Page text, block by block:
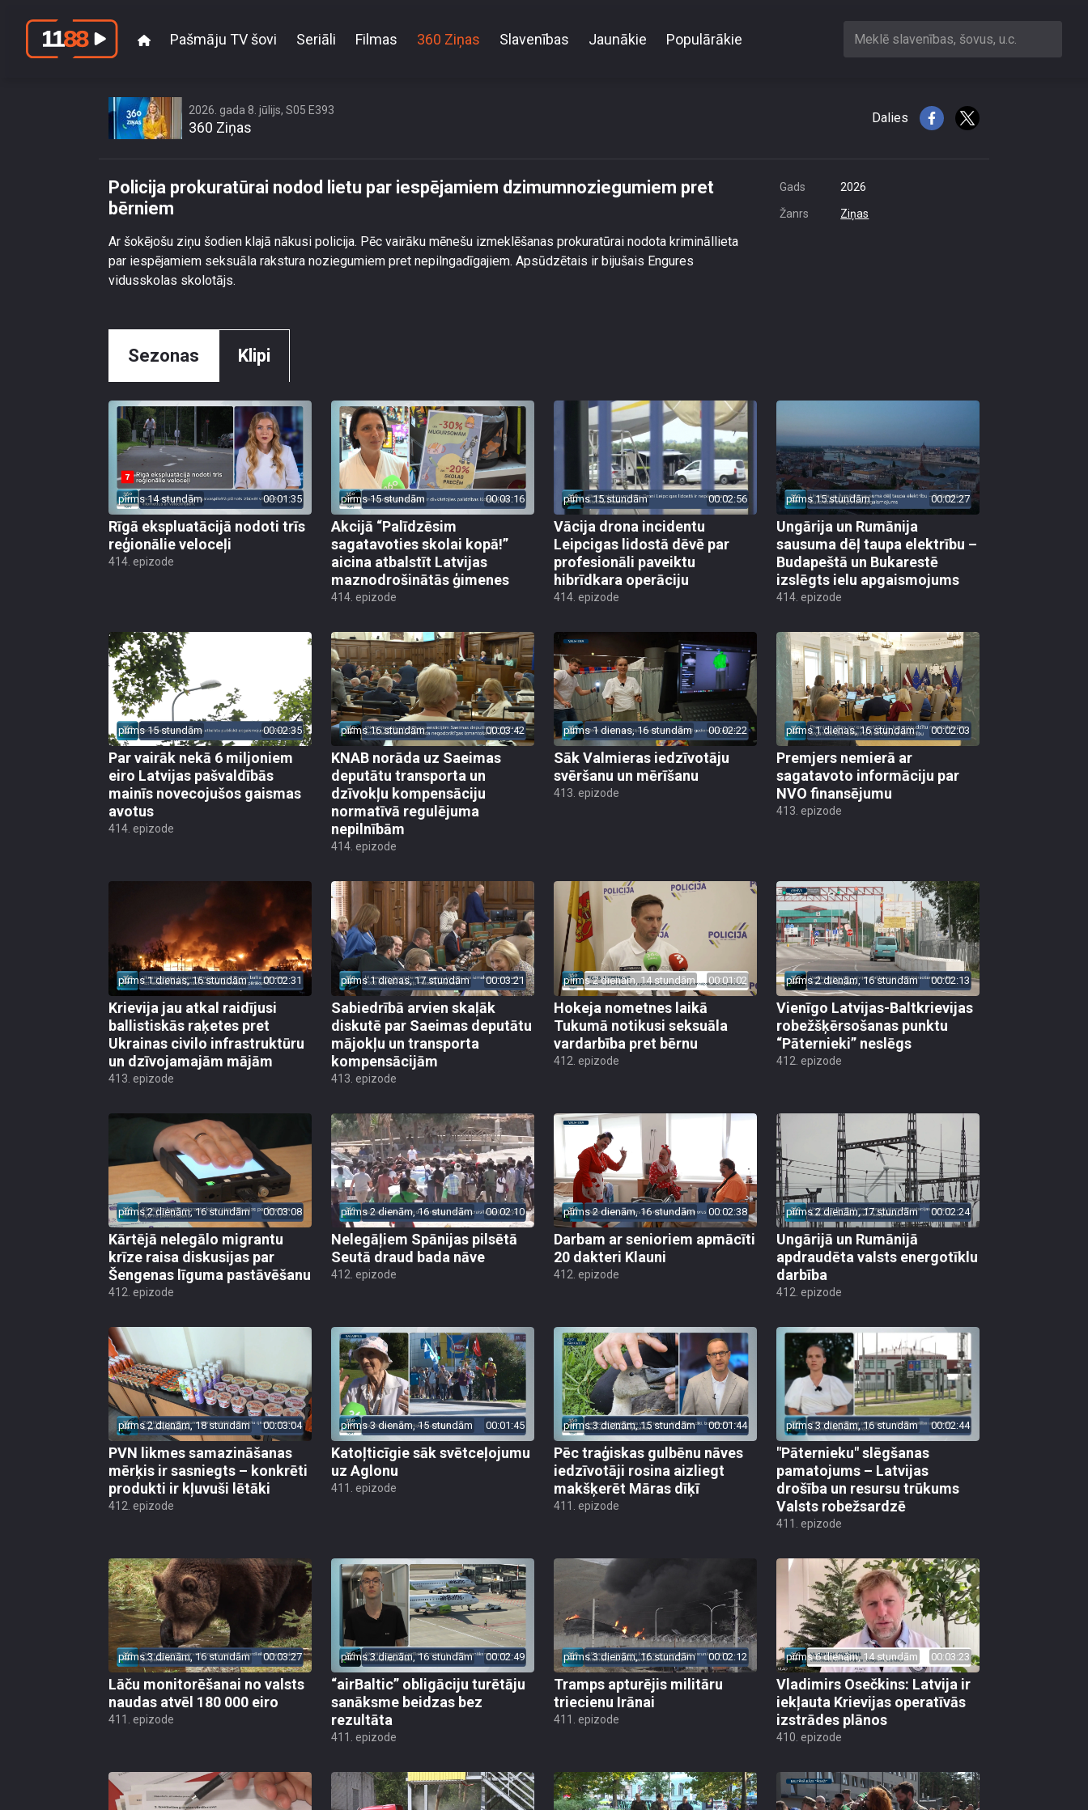
Pašmāju TV šovi Seriāli Filmas 360 Ziņas Slavenības Jaunākie Populārākie Meklē slavenības, šovus, u.c.
2026. gada 8. jūlijs, S05 E393
360 Ziņas
Dalies
Policija prokuratūrai nodod lietu par iespējamiem dzimumnoziegumiem pret
bērniem
Ar šokējošu ziņu šodien klajā nākusi policija. Pēc vairāku mēnešu izmeklēšanas prokuratūrai nodota krimināllieta
par iespējamiem seksuāla rakstura noziegumiem pret nepilngadīgajiem. Apsūdzētais ir bijušais Engures
vidusskolas skolotājs.
Gads 2026
Žanrs Ziņas
Sezonas Klipi
pirms 14 stundām 00:01:35
Rīgā ekspluatācijā nodoti trīs
reģionālie veloceļi
414. epizode
pirms 15 stundām 00:03:16
Akcijā “Palīdzēsim
sagatavoties skolai kopā!”
aicina atbalstīt Latvijas
maznodrošinātās ģimenes
414. epizode
pirms 15 stundām 00:02:56
Vācija drona incidentu
Leipcigas lidostā dēvē par
profesionāli paveiktu
hibrīdkara operāciju
414. epizode
pirms 15 stundām 00:02:27
Ungārija un Rumānija
sausuma dēļ taupa elektrību –
Budapeštā un Bukarestē
izslēgts ielu apgaismojums
414. epizode
pirms 15 stundām 00:02:35
Par vairāk nekā 6 miljoniem
eiro Latvijas pašvaldībās
mainīs novecojušos gaismas
avotus
414. epizode
pirms 16 stundām 00:03:42
KNAB norāda uz Saeimas
deputātu transporta un
dzīvokļu kompensāciju
normatīvā regulējuma
nepilnībām
414. epizode
pirms 1 dienas, 16 stundām 00:02:22
Sāk Valmieras iedzīvotāju
svēršanu un mērīšanu
413. epizode
pirms 1 dienas, 16 stundām 00:02:03
Premjers nemierā ar
sagatavoto informāciju par
NVO finansējumu
413. epizode
pirms 1 dienas, 16 stundām 00:02:31
Krievija jau atkal raidījusi
ballistiskās raķetes pret
Ukrainas civilo infrastruktūru
un dzīvojamajām mājām
413. epizode
pirms 1 dienas, 17 stundām 00:03:21
Sabiedrībā arvien skaļāk
diskutē par Saeimas deputātu
mājokļu un transporta
kompensācijām
413. epizode
pirms 2 dienām, 14 stundām 00:01:02
Hokeja nometnes laikā
Tukumā notikusi seksuāla
vardarbība pret bērnu
412. epizode
pirms 2 dienām, 16 stundām 00:02:13
Vienīgo Latvijas-Baltkrievijas
robežšķērsošanas punktu
“Pāternieki” neslēgs
412. epizode
pirms 2 dienām, 16 stundām 00:03:08
Kārtējā nelegālo migrantu
krīze raisa diskusijas par
Šengenas līguma pastāvēšanu
412. epizode
pirms 2 dienām, 16 stundām 00:02:10
Nelegāļiem Spānijas pilsētā
Seutā draud bada nāve
412. epizode
pirms 2 dienām, 16 stundām 00:02:38
Darbam ar senioriem apmācīti
20 dakteri Klauni
412. epizode
pirms 2 dienām, 17 stundām 00:02:24
Ungārijā un Rumānijā
apdraudēta valsts energotīklu
darbība
412. epizode
pirms 2 dienām, 18 stundām 00:03:04
PVN likmes samazināšanas
mērķis ir sasniegts – konkrēti
produkti ir kļuvuši lētāki
412. epizode
pirms 3 dienām, 15 stundām 00:01:45
Katoļticīgie sāk svētceļojumu
uz Aglonu
411. epizode
pirms 3 dienām, 15 stundām 00:01:44
Pēc traģiskas gulbēnu nāves
iedzīvotāji rosina aizliegt
makšķerēt Māras dīķī
411. epizode
pirms 3 dienām, 16 stundām 00:02:44
"Pāternieku" slēgšanas
pamatojums – Latvijas
drošība un resursu trūkums
Valsts robežsardzē
411. epizode
pirms 3 dienām, 16 stundām 00:03:27
Lāču monitorēšanai no valsts
naudas atvēl 180 000 eiro
411. epizode
pirms 3 dienām, 16 stundām 00:02:49
“airBaltic” obligāciju turētāju
sanāksme beidzas bez
rezultāta
411. epizode
pirms 3 dienām, 16 stundām 00:02:12
Tramps apturējis militāru
triecienu Irānai
411. epizode
pirms 6 dienām, 14 stundām 00:03:23
Vladimirs Osečkins: Latvija ir
iekļauta Krievijas operatīvās
izstrādes plānos
410. epizode